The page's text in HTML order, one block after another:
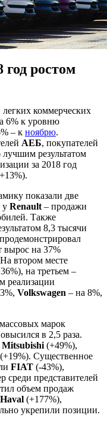
ростом
коммерческих
6% к уровню
– к ноябрю.
АЕБ, покупателей
результатом
за 2018 год
показали две
у Renault – продажи
Также
8,3 тысячи
вырос на 37%
втором месте
на третьем –
реализации
Volkswagen – на 8%,
марок
в 2,5 раза.
Mitsubishi (+49%),
(+19%). Существенное
FIAT (-43%),
среди представителей
объем продаж
Haval (+177%),
укрепили позиции.